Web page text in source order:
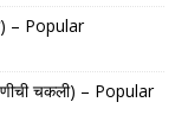
– Popular
चकली) – Popular